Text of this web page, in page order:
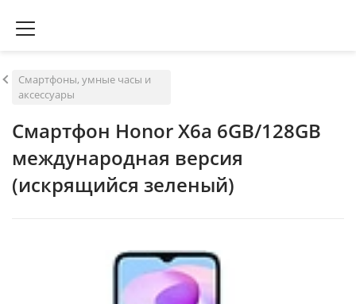
Смартфоны, умные часы и
аксессуары
Смартфон Honor X6a 6GB/128GB
международная версия
(искрящийся зеленый)